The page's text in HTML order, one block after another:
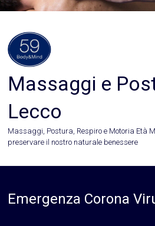
Massaggi e
Lecco
Massaggi, Postura, Respiro e Motoria Età
preservare il nostro naturale benessere
Emergenza Corona